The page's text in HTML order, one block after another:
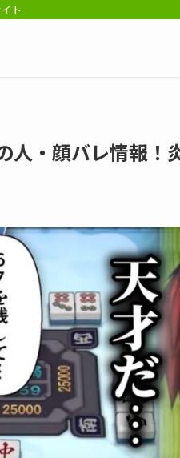
ト
人・顔バレ情報！